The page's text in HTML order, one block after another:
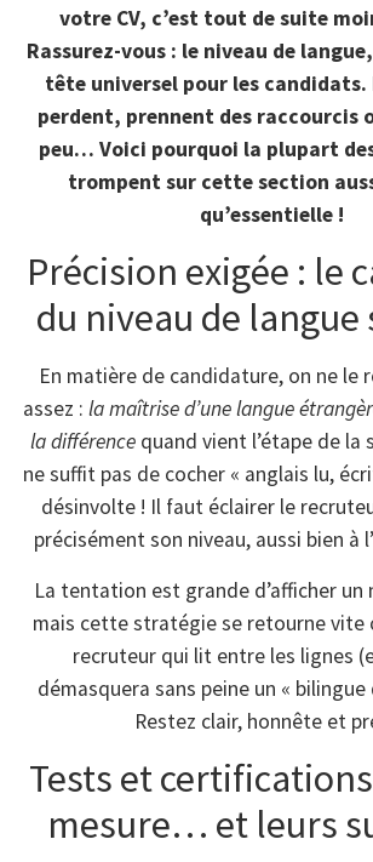
votre CV, c’est tout de suite
Rassurez-vous : le niveau de langue,
tête universel pour les candidats.
perdent, prennent des raccourcis
peu… Voici pourquoi la plupart
trompent sur cette section
qu’essentielle !
Précision exigée : le
du niveau de langue
En matière de candidature, on ne le
assez : la maîtrise d’une langue
la différencequand vient l’étape de la
ne suffit pas de cocher « anglais lu,
désinvolte ! Il faut éclairer le
précisément son niveau, aussi bien à
La tentation est grande d’afficher un
mais cette stratégie se retourne vite
recruteur qui lit entre les lignes
démasquera sans peine un « bilingue
Restez clair, honnête et
Tests et
mesure… et leurs